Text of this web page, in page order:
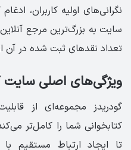
نگرانی‌های اولیه کاربران،
تعداد نقدهای ثبت شده در آن از 50 میلیون
ویژگی‌های اصلی سایت
گودریدز مجموعه‌ای از
کتابخوانی شما را کامل‌تر
تا ایجاد ارتباط مستقیم